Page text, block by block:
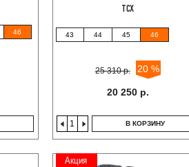
46
TCX
43 44 45 46
25 310 р. 20 %
20 250 р.
В КОРЗИНУ
Акция